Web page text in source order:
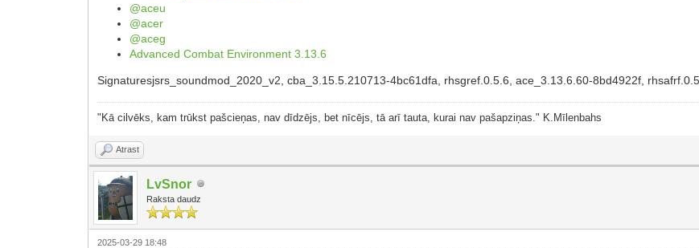
@aceu
@acer
@aceg
Advanced Combat Environment 3.13.6
Signaturesjsrs_soundmod_2020_v2, cba_3.15.5.210713-4bc61dfa, rhsgref.0.5.6, ace_3.13.6.60-8bd4922f,
"Kā cilvēks, kam trūkst pašcieņas, nav dīdzējs, bet nīcējs, tā arī tauta, kurai nav pašapziņas." K.Mīlenbahs
Atrast
LvSnor
Raksta daudz
2025-03-29 18:48